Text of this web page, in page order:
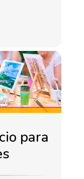
para